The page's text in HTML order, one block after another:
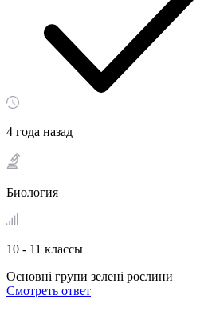
4 года назад
Биология
10 - 11 классы
Основні групи зелені рослини
Смотреть ответ